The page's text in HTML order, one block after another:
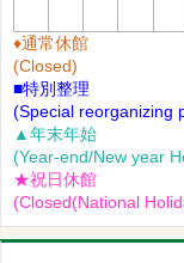
館
館
館
♦通常休館
(Closed)
■特別整理
(Special reorganizing
▲年末年始
(Year-end/New year
★祝日休館
(Closed(National